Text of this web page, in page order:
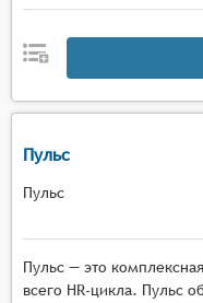
Пульс
Пульс
Пульс — это
всего HR-цикла. Пульс